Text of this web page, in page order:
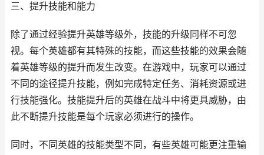
三、提升技能和能力
除了通过经验提升英雄等级外，技能的升级同样不可忽
视。每个英雄都有其特殊的技能，而这些技能的效果会随
着英雄等级的提升而发生改变。在游戏中，玩家可以通过
不同的途径提升技能，例如完成特定任务、消耗资源或进
行技能强化。技能提升后的英雄在战斗中将更具威胁，由
此不断提升技能是每个玩家必须进行的操作。
同时，不同英雄的技能类型不同，有些英雄可能更注重输